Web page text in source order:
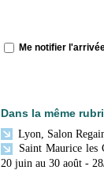
Me notifier
Dans la même
Lyon, Salon
Saint Maurice les
20 juin au 30 août -